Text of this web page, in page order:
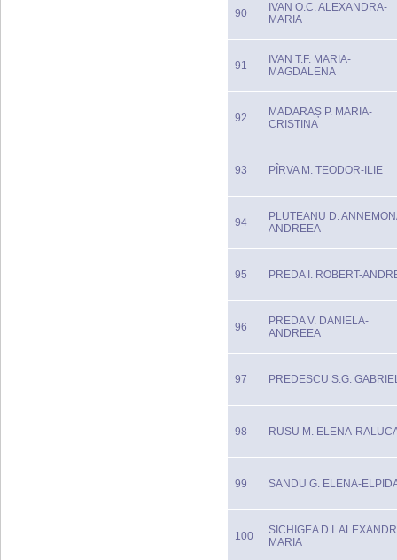
90
IVAN O.C. ALEXANDRA-
MARIA
91
IVAN T.F. MARIA-
MAGDALENA
92
MADARAȘ P. MARIA-
CRISTINA
93 PÎRVA M. TEODOR-ILIE
94
PLUTEANU D.
ANDREEA
95 PREDA I. ROBERT-
96
PREDA V. DANIELA-
ANDREEA
97 PREDESCU S.G.
98 RUSU M. ELENA-
99 SANDU G. ELENA-
100
SICHIGEA D.I.
MARIA